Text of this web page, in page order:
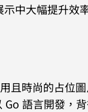
中大幅提升效
且時尚的占位
語言開發，